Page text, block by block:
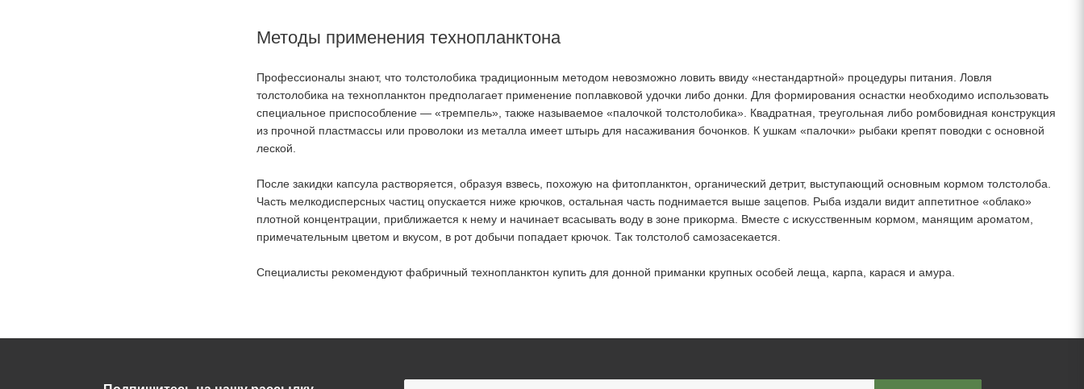
Методы применения технопланктона
Профессионалы знают, что толстолобика традиционным методом невозможно ловить ввиду «нестандартной» процедуры питания. Ловля
толстолобика на технопланктон предполагает применение поплавковой удочки либо донки. Для формирования оснастки необходимо использовать
специальное приспособление — «тремпель», также называемое «палочкой толстолобика». Квадратная, треугольная либо ромбовидная конструкция
из прочной пластмассы или проволоки из металла имеет штырь для насаживания бочонков. К ушкам «палочки» рыбаки крепят поводки с основной
леской.
После закидки капсула растворяется, образуя взвесь, похожую на фитопланктон, органический детрит, выступающий основным кормом толстолоба.
Часть мелкодисперсных частиц опускается ниже крючков, остальная часть поднимается выше зацепов. Рыба издали видит аппетитное «облако»
плотной концентрации, приближается к нему и начинает всасывать воду в зоне прикорма. Вместе с искусственным кормом, манящим ароматом,
примечательным цветом и вкусом, в рот добычи попадает крючок. Так толстолоб самозасекается.
Специалисты рекомендуют фабричный технопланктон купить для донной приманки крупных особей леща, карпа, карася и амура.